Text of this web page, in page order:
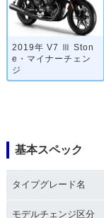
2019年 V7 Ⅲ Ston
e・マイナーチェン
ジ
基本スペック
タイプグレード名
モデルチェンジ区分